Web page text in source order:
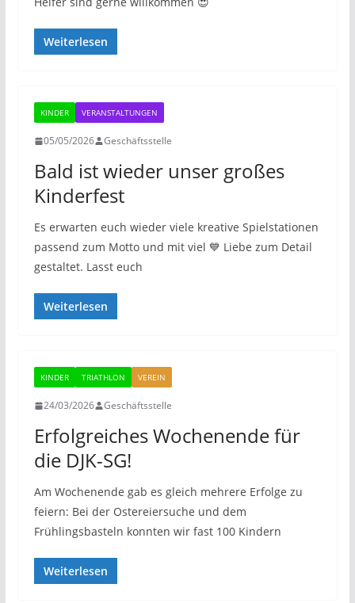
Weiterlesen
KINDER VERANSTALTUNGEN
05/05/2026 Geschäftsstelle
Bald ist wieder unser großes
Kinderfest
Es erwarten euch wieder viele kreative Spielstationen
passend zum Motto und mit viel 💙 Liebe zum Detail
gestaltet. Lasst euch
Weiterlesen
KINDER TRIATHLON VEREIN
24/03/2026 Geschäftsstelle
Erfolgreiches Wochenende für
die DJK-SG!
Am Wochenende gab es gleich mehrere Erfolge zu
feiern: Bei der Ostereiersuche und dem
Frühlingsbasteln konnten wir fast 100 Kindern
Weiterlesen